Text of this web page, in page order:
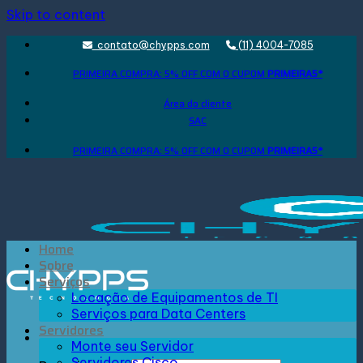
Skip to content
contato@chypps.com (11) 4004-7085
PRIMEIRA COMPRA: 5% OFF COM O CUPOM PRIMEIRA5*
Área do cliente
SAC
PRIMEIRA COMPRA: 5% OFF COM O CUPOM PRIMEIRA5*
Home
Sobre
Serviços
Locação de Equipamentos de TI
Serviços para Data Centers
Servidores
Monte seu Servidor